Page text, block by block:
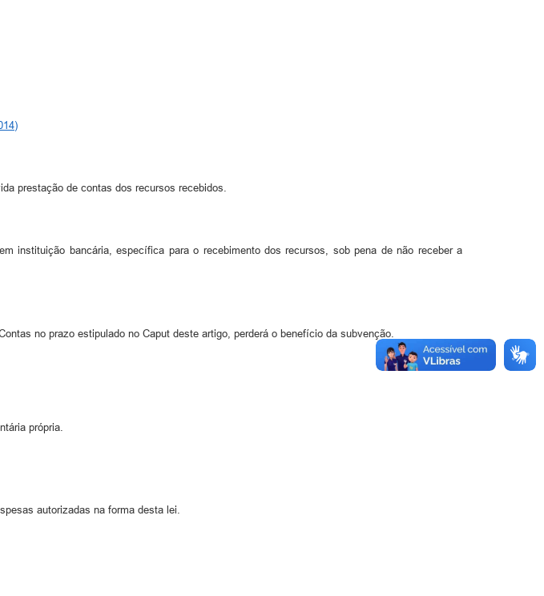
prestação de contas dos recursos recebidos.
instituição bancária, específica para o recebimento dos recursos, sob pena de não receber a
no prazo estipulado no Caput deste artigo, perderá o benefício da subvenção.
própria.
autorizadas na forma desta lei.